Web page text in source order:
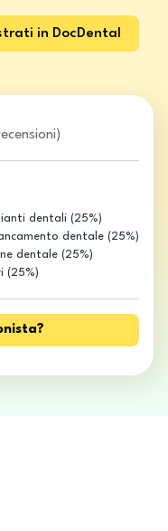
in DocDental
)
dentali(25%)
dentale(25%)
dentale(25%)
(25%)